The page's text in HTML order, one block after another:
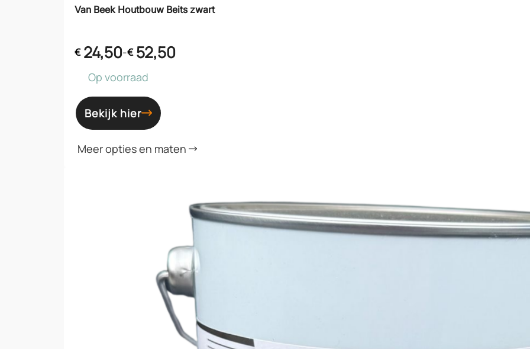
Van Beek Houtbouw Beits zwart
€24,50-€52,50
Op voorraad
Bekijk hier
Meer opties en maten